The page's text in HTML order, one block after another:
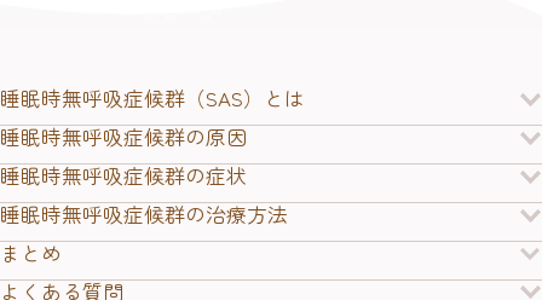
睡眠時無呼吸症候群（SAS）とは
睡眠時無呼吸症候群の原因
睡眠時無呼吸症候群の症状
睡眠時無呼吸症候群の治療方法
まとめ
よくある質問